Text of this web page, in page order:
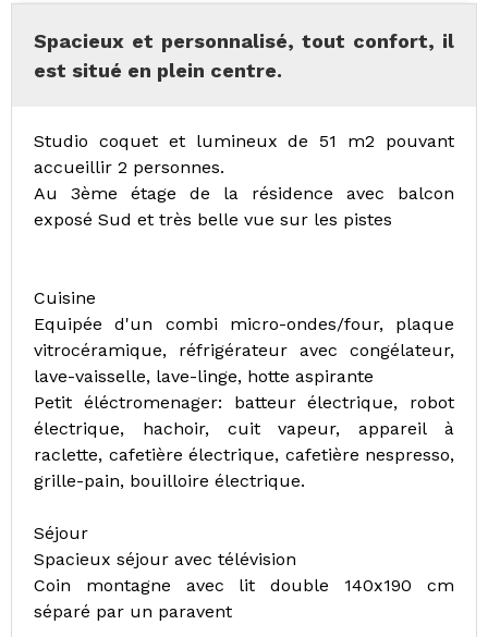
Spacieux et personnalisé, tout confort, il
est situé en plein centre.
Studio coquet et lumineux de 51 m2 pouvant
accueillir 2 personnes.
Au 3ème étage de la résidence avec balcon
exposé Sud et très belle vue sur les pistes
Cuisine
Equipée d'un combi micro-ondes/four, plaque
vitrocéramique, réfrigérateur avec congélateur,
lave-vaisselle, lave-linge, hotte aspirante
Petit éléctromenager: batteur électrique, robot
électrique, hachoir, cuit vapeur, appareil à
raclette, cafetière électrique, cafetière nespresso,
grille-pain, bouilloire électrique.
Séjour
Spacieux séjour avec télévision
Coin montagne avec lit double 140x190 cm
séparé par un paravent